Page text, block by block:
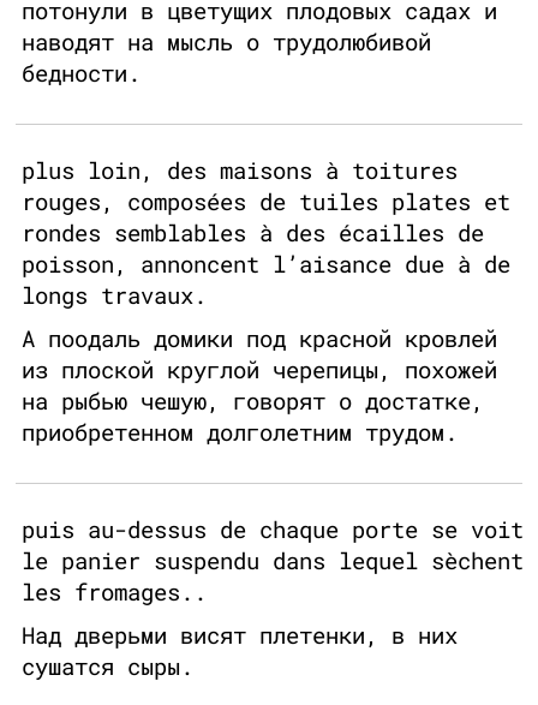
потонули в цветущих плодовых садах и
наводят на мысль о трудолюбивой
бедности.
plus loin, des maisons à toitures
rouges, composées de tuiles plates et
rondes semblables à des écailles de
poisson, annoncent l’aisance due à de
longs travaux.
А поодаль домики под красной кровлей
из плоской круглой черепицы, похожей
на рыбью чешую, говорят о достатке,
приобретенном долголетним трудом.
puis au-dessus de chaque porte se voit
le panier suspendu dans lequel sèchent
les fromages..
Над дверьми висят плетенки, в них
сушатся сыры.